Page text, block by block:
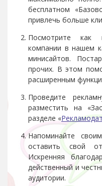
бесплатном
привлечь больше
Посмотрите как
компании в нашем
минисайтов.
прочих. В этом
расширенным
Проведите
разместить на
разделе «
Напоминайте
оставить свой
Искренняя
действенный и
аудитории.